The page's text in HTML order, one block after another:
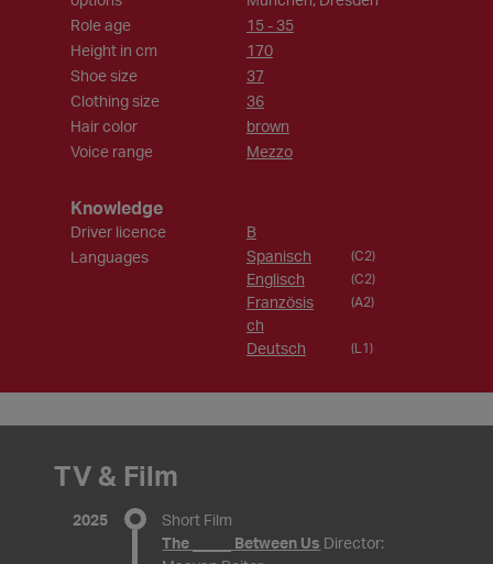
Role age
15 - 35
Height in cm
170
Shoe size
37
Clothing size
36
Hair color
brown
Voice range
Mezzo
Knowledge
Driver licence
B
Languages
Spanisch (C2)
Englisch (C2)
Französis
ch
(A2)
Deutsch (L1)
TV & Film
2025
Short Film
The _____ Between Us Director: